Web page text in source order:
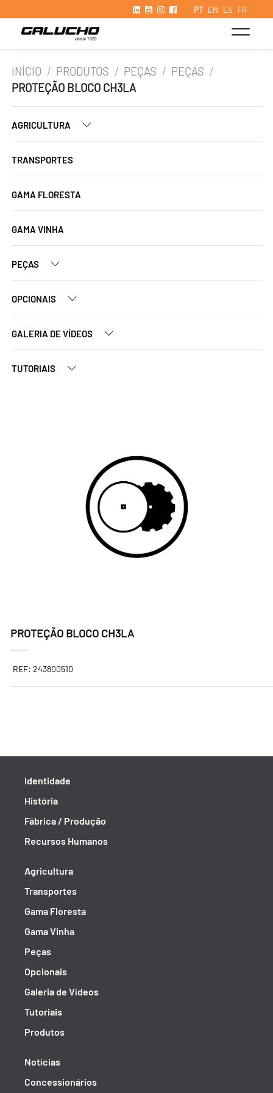
PT EN ES FR
INÍCIO / PRODUTOS / PEÇAS / PEÇAS /
PROTEÇÃO BLOCO CH3LA
AGRICULTURA
TRANSPORTES
GAMA FLORESTA
GAMA VINHA
PEÇAS
OPCIONAIS
GALERIA DE VÍDEOS
TUTORIAIS
PROTEÇÃO BLOCO CH3LA
REF: 243800510
Identidade
História
Fábrica / Produção
Recursos Humanos
Agricultura
Transportes
Gama Floresta
Gama Vinha
Peças
Opcionais
Galeria de Vídeos
Tutoriais
Produtos
Notícias
Concessionários